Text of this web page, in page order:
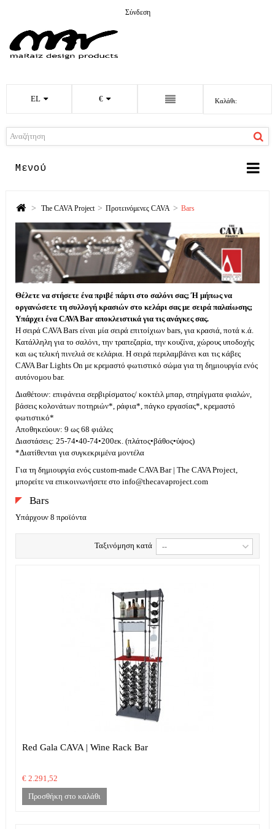
EL €
Σύνδεση
Καλάθι:
Μενού
> The CAVA Project > Προτεινόμενες CAVA > Bars
Θέλετε να στήσετε ένα πριβέ πάρτι στο σαλόνι σας; Ή μήπως να
οργανώσετε τη συλλογή κρασιών στο κελάρι σας με σειρά παλαίωσης;
Υπάρχει ένα CAVA Bar αποκλειστικά για τις ανάγκες σας.
Η σειρά CAVA Bars είναι μία σειρά επιτοίχιων bars, για κρασιά, ποτά κ.ά.
Κατάλληλη για το σαλόνι, την τραπεζαρία, την κουζίνα, χώρους υποδοχής
και ως τελική πινελιά σε κελάρια. H σειρά περιλαμβάνει και τις κάβες
CAVA Bar Lights On με κρεμαστό φωτιστικό σώμα για τη δημιουργία ενός
αυτόνομου bar.
Διαθέτουν: επιφάνεια σερβιρίσματος/ κοκτέιλ μπαρ, στηρίγματα φιαλών,
βάσεις κολονάτων ποτηριών*, ράφια*, πάγκο εργασίας*, κρεμαστό
φωτιστικό*
Αποθηκεύουν: 9 ως 68 φιάλες
Διαστάσεις: 25-74•40-74•200εκ. (πλάτος•βάθος•ύψος)
*Διατίθενται για συγκεκριμένα μοντέλα
Για τη δημιουργία ενός custom-made CAVA Bar | The CAVA Project,
μπορείτε να επικοινωνήσετε στο info@thecavaproject.com
Bars
Υπάρχουν 8 προϊόντα
Ταξινόμηση κατά --
Red Gala CAVA | Wine Rack Bar
€ 2.291,52
Προσθήκη στο καλάθι